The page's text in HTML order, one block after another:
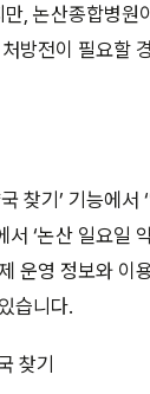
, 논산종합병
방전이 필요할
찾기’ 기능에
‘논산 일요일
운영 정보와 이
습니다.
찾기